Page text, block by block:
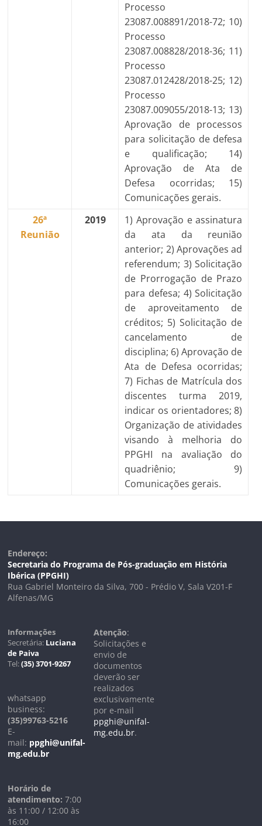
Processo
23087.008891/2018-72; 10)
Processo
23087.008828/2018-36; 11)
Processo
23087.012428/2018-25; 12)
Processo
23087.009055/2018-13; 13)
Aprovação de processos
para solicitação de defesa
e qualificação; 14)
Aprovação de Ata de
Defesa ocorridas; 15)
Comunicações gerais.
26ª
Reunião
2019
1) Aprovação e assinatura
da ata da reunião
anterior; 2) Aprovações ad
referendum; 3) Solicitação
de Prorrogação de Prazo
para defesa; 4) Solicitação
de aproveitamento de
créditos; 5) Solicitação de
cancelamento de
disciplina; 6) Aprovação de
Ata de Defesa ocorridas;
7) Fichas de Matrícula dos
discentes turma 2019,
indicar os orientadores; 8)
Organização de atividades
visando à melhoria do
PPGHI na avaliação do
quadriênio; 9)
Comunicações gerais.
Endereço:
Secretaria do Programa de Pós-graduação em História
Ibérica (PPGHI)
Rua Gabriel Monteiro da Silva, 700 - Prédio V, Sala V201-F
Alfenas/MG
Informações
Secretária: Luciana
de Paiva
Tel:(35) 3701-9267
whatsapp
business:
(35)99763-5216
E-
mail: ppghi@unifal-
mg.edu.br
Horário de
atendimento:7:00
às 11:00 / 12:00 às
16:00
Atenção:
Solicitações e
envio de
documentos
deverão ser
realizados
exclusivamente
por e-mail
ppghi@unifal-
mg.edu.br.